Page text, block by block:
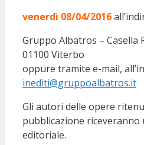
venerdì 08/04/2016
Gruppo Albatros – Casella
01100 Viterbo
oppure tramite e-mail,
inediti@gruppoalbatros.it
Gli autori delle opere
pubblicazione
editoriale.